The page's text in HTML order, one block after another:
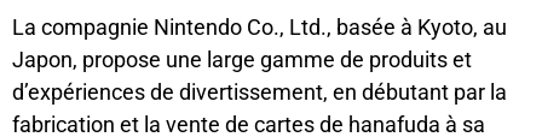
La compagnie Nintendo Co., Ltd., basée à Kyoto, au
Japon, propose une large gamme de produits et
d’expériences de divertissement, en débutant par la
fabrication et la vente de cartes de hanafuda à sa